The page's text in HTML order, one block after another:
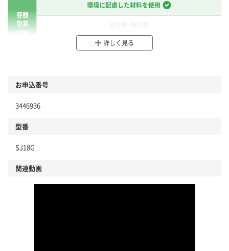
容器
包装
環境に配慮した材料を使用
分別・リサイクルしやすい設計
商品
本体
仕組
詳しく見る
お申込番号
3446936
型番
SJ18G
関連動画